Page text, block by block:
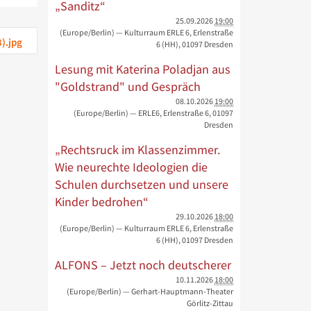
„Sanditz“
25.09.2026 19:00
(Europe/Berlin) — Kulturraum ERLE 6, Erlenstraße
6 (HH), 01097 Dresden
Lesung mit Katerina Poladjan aus
"Goldstrand" und Gespräch
08.10.2026 19:00
(Europe/Berlin) — ERLE6, Erlenstraße 6, 01097
Dresden
„Rechtsruck im Klassenzimmer.
Wie neurechte Ideologien die
Schulen durchsetzen und unsere
Kinder bedrohen“
29.10.2026 18:00
(Europe/Berlin) — Kulturraum ERLE 6, Erlenstraße
6 (HH), 01097 Dresden
ALFONS – Jetzt noch deutscherer
10.11.2026 18:00
(Europe/Berlin) — Gerhart-Hauptmann-Theater
Görlitz-Zittau